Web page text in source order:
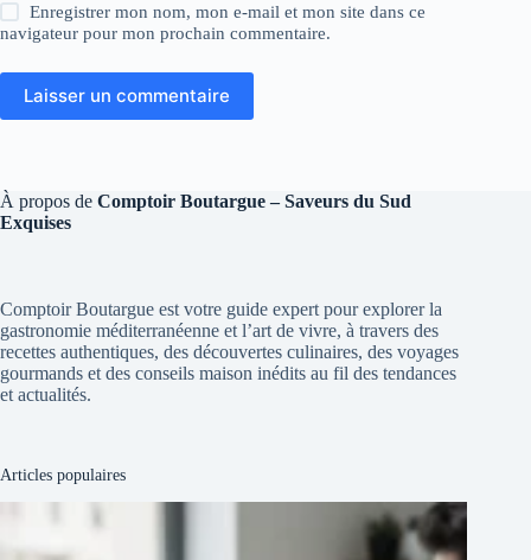
Enregistrer mon nom, mon e-mail et mon site dans ce
navigateur pour mon prochain commentaire.
Laisser un commentaire
À propos de Comptoir Boutargue – Saveurs du Sud
Exquises
Comptoir Boutargue est votre guide expert pour explorer la
gastronomie méditerranéenne et l’art de vivre, à travers des
recettes authentiques, des découvertes culinaires, des voyages
gourmands et des conseils maison inédits au fil des tendances
et actualités.
Articles populaires